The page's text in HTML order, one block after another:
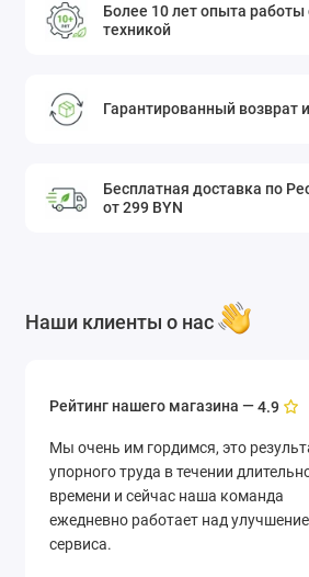
Более 10 лет опыта работы
техникой
Гарантированный возврат
Бесплатная доставка по
от 299 BYN
Наши клиенты о нас
Рейтинг нашего магазина —4.9
Мы очень им гордимся, это
упорного труда в течении
времени и сейчас наша команда
ежедневно работает над
сервиса.